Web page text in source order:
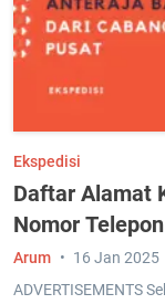
Ekspedisi
Daftar Alamat
Nomor
ADVERTISEMENTS
Arum 16 Jan 2025